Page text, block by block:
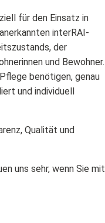
für den Einsatz in
interRAI-
der
und Bewohner.
benötigen, genau
und individuell
Qualität und
uns sehr, wenn Sie mit